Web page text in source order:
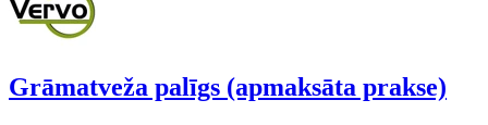
Grāmatveža palīgs (apmaksāta prakse)